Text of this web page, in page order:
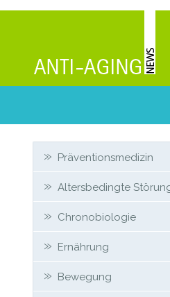
Zweit-
Sidebar
Präventionsmedizin
Altersbedingte
Chronobiologie
Ernährung
Bewegung